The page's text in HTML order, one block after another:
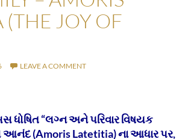
(THE JOY OF
LEAVE A COMMENT
ધોષિત “લગ્ન અને પરિવાર વિષયક
આનંદ (Amoris Latetitia) ના આધાર પર,